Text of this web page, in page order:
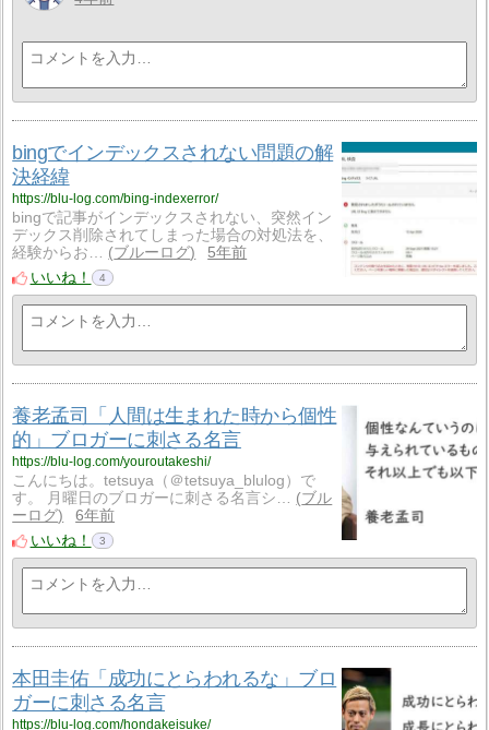
bingでインデックスされない問題の解
決経緯
https://blu-log.com/bing-indexerror/
bingで記事がインデックスされない、突然イン
デックス削除されてしまった場合の対処法を、
経験からお…
ブルーログ
5年前
いいね！
4
養老孟司「人間は生まれた時から個性
的」ブロガーに刺さる名言
https://blu-log.com/youroutakeshi/
こんにちは。tetsuya（＠tetsuya_blulog）で
す。 月曜日のブロガーに刺さる名言シ…
ブル
ーログ
6年前
いいね！
3
本田圭佑「成功にとらわれるな」ブロ
ガーに刺さる名言
https://blu-log.com/hondakeisuke/